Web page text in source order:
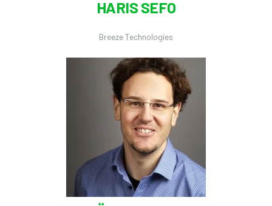
HARIS SEFO
Breeze Technologies